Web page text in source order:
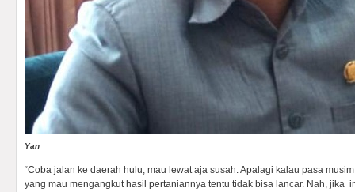
Yan
“Coba jalan ke daerah hulu, mau lewat aja susah. Apalagi kalau pasa
yang mau mengangkut hasil pertaniannya tentu tidak bisa lancar. Nah, jika